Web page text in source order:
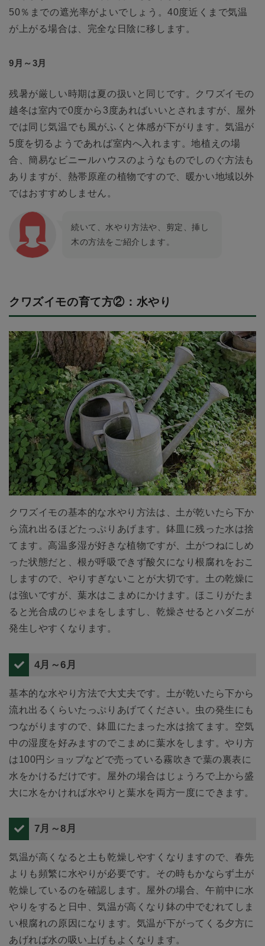
50％までの遮光率がよいでしょう。40度近くまで気温
が上がる場合は、完全な日陰に移します。
9月～3月
残暑が厳しい時期は夏の扱いと同じです。クワズイモの
越冬は室内で0度から3度あればいいとされますが、屋外
では同じ気温でも風がふくと体感が下がります。気温が
5度を切るようであれば室内へ入れます。地植えの場
合、簡易なビニールハウスのようなものでしのぐ方法も
ありますが、熱帯原産の植物ですので、暖かい地域以外
ではおすすめしません。
続いて、水やり方法や、剪定、挿し
木の方法をご紹介します。
クワズイモの育て方②：水やり
クワズイモの基本的な水やり方法は、土が乾いたら下か
ら流れ出るほどたっぷりあげます。鉢皿に残った水は捨
てます。高温多湿が好きな植物ですが、土がつねにしめ
った状態だと、根が呼吸できず酸欠になり根腐れをおこ
しますので、やりすぎないことが大切です。土の乾燥に
は強いですが、葉水はこまめにかけます。ほこりがたま
ると光合成のじゃまをしますし、乾燥させるとハダニが
発生しやすくなります。
4月～6月
基本的な水やり方法で大丈夫です。土が乾いたら下から
流れ出るくらいたっぷりあげてください。虫の発生にも
つながりますので、鉢皿にたまった水は捨てます。空気
中の湿度を好みますのでこまめに葉水をします。やり方
は100円ショップなどで売っている霧吹きで葉の裏表に
水をかけるだけです。屋外の場合はじょうろで上から盛
大に水をかければ水やりと葉水を両方一度にできます。
7月～8月
気温が高くなると土も乾燥しやすくなりますので、春先
よりも頻繁に水やりが必要です。その時もかならず土が
乾燥しているのを確認します。屋外の場合、午前中に水
やりをすると日中、気温が高くなり鉢の中でむれてしま
い根腐れの原因になります。気温が下がってくる夕方に
あげれば水の吸い上げもよくなります。